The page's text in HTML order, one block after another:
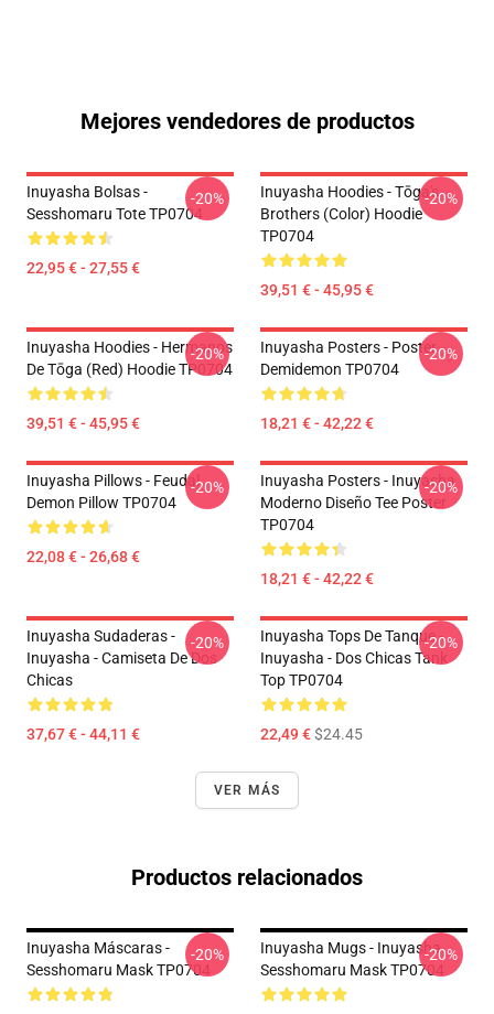
Mejores vendedores de productos
Inuyasha Bolsas -
Sesshomaru Tote TP0704
22,95 € - 27,55 €
-20%
Inuyasha Hoodies - Tōga's
Brothers (color) Hoodie
TP0704
39,51 € - 45,95 €
-20%
Inuyasha Hoodies - Hermanos
De Tōga (red) Hoodie TP0704
39,51 € - 45,95 €
-20%
Inuyasha Posters - Poster
Demidemon TP0704
18,21 € - 42,22 €
-20%
Inuyasha Pillows - Feudal
Demon Pillow TP0704
22,08 € - 26,68 €
-20%
Inuyasha Posters - Inuyasha
Moderno Diseño Tee Poster
TP0704
18,21 € - 42,22 €
-20%
Inuyasha Sudaderas -
Inuyasha - Camiseta De Dos
Chicas
37,67 € - 44,11 €
-20%
Inuyasha Tops De Tanque -
Inuyasha - Dos Chicas Tank
Top TP0704
22,49 €$24.45
-20%
VER MÁS
Productos relacionados
Inuyasha Máscaras -
Sesshomaru Mask TP0704
-20%
Inuyasha Mugs - Inuyasha
Sesshomaru Mask TP0704
-20%